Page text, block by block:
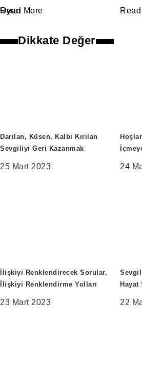
Oyun
Read More
Oyun
Dikkate Değer
Darılan, Küsen, Kalbi Kırılan
Sevgiliyi Geri Kazanmak
25 Mart 2023 24
İlişkiyi Renklendirecek Sorular,
İlişkiyi Renklendirme Yolları
23 Mart 2023
Hayat
22